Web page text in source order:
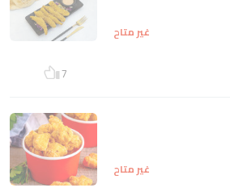
غير متاح
7
غير متاح